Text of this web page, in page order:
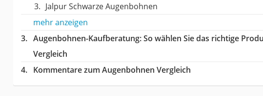
Jalpur Schwarze Augenbohnen
mehr anzeigen
Augenbohnen-Kaufberatung: So wählen Sie das richtige
Vergleich
Kommentare zum Augenbohnen Vergleich